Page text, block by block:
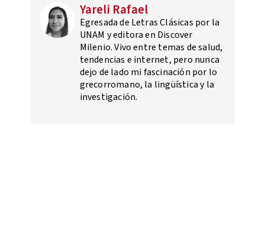
Yareli Rafael
Egresada de Letras Clásicas por la
UNAM y editora en Discover
Milenio. Vivo entre temas de salud,
tendencias e internet, pero nunca
dejo de lado mi fascinación por lo
grecorromano, la lingüística y la
investigación.